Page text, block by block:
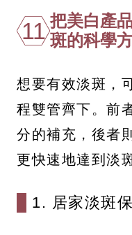
11 把美白產
斑的科學
想要有效淡斑，
程雙管齊下。前
分的補充，後者
更快速地達到淡
1. 居家淡斑